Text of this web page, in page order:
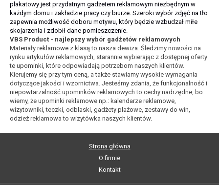
plakatowy jest przydatnym gadżetem reklamowym niezbędnym w
każdym domu i zakładzie pracy czy biurze. Szeroki wybór zdjęć na tło
zapewnia możliwość doboru motywu, który będzie wzbudzał miłe
skojarzenia i zdobił dane pomieszczenie.
VBS Product - najlepszy wybór gadżetów reklamowych
Materiały reklamowe z klasą to nasza dewiza. Śledzimy nowości na
rynku artykułów reklamowych, starannie wybierając z dostępnej oferty
te upominki, które odpowiadają potrzebom naszych klientów.
Kierujemy się przy tym ceną, a także stawiamy wysokie wymagania
dotyczące jakości i wzornictwa. Jesteśmy zdania, że funkcjonalność i
niepowtarzalność upominków reklamowych to cechy nadrzędne, bo
wiemy, że upominki reklamowe np.: kalendarze reklamowe,
wizytowniki, teczki, odblaski, gadżety plażowe, zestawy do win,
odzież reklamowa to wizytówka naszych klientów.
Strona główna
O firmie
Kontakt